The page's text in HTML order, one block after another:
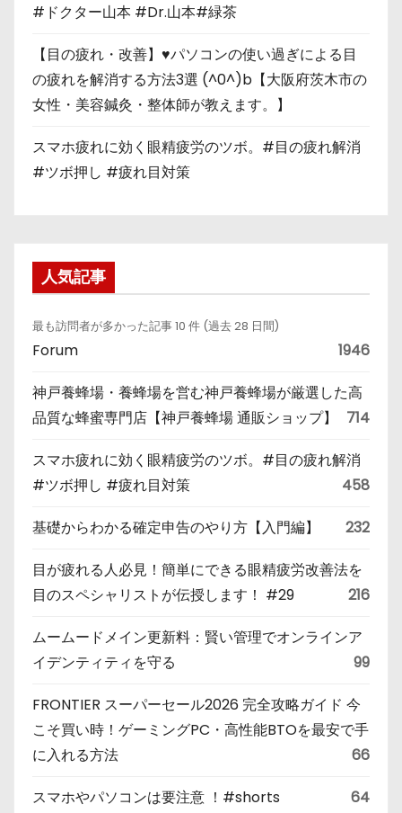
#ドクター山本 #Dr.山本#緑茶
【目の疲れ・改善】♥パソコンの使い過ぎによる目
の疲れを解消する方法3選 (^0^)b【大阪府茨木市の
女性・美容鍼灸・整体師が教えます。】
スマホ疲れに効く眼精疲労のツボ。#目の疲れ解消
#ツボ押し #疲れ目対策
人気記事
最も訪問者が多かった記事 10 件 (過去 28 日間)
Forum 1946
神戸養蜂場・養蜂場を営む神戸養蜂場が厳選した高
品質な蜂蜜専門店【神戸養蜂場 通販ショップ】
714
スマホ疲れに効く眼精疲労のツボ。#目の疲れ解消
#ツボ押し #疲れ目対策
458
基礎からわかる確定申告のやり方【入門編】 232
目が疲れる人必見！簡単にできる眼精疲労改善法を
目のスペシャリストが伝授します！ #29
216
ムームードメイン更新料：賢い管理でオンラインア
イデンティティを守る
99
FRONTIER スーパーセール2026 完全攻略ガイド 今
こそ買い時！ゲーミングPC・高性能BTOを最安で手
に入れる方法
66
スマホやパソコンは要注意 ！#shorts 64